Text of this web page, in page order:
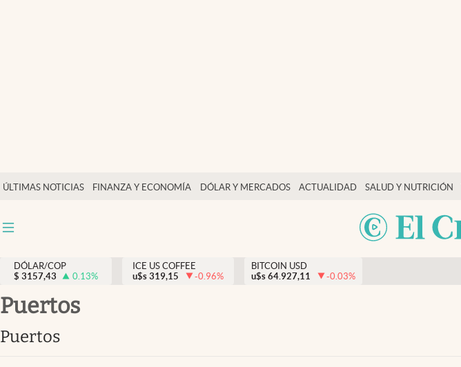
ÚLTIMAS NOTICIAS FINANZA Y ECONOMÍA DÓLAR Y MERCADOS ACTUALIDAD SALUD Y NUTRICIÓN
Dólar y mercados
DÓLAR/COP
$ 3157,43 0.13%
ICE US COFFEE
u$s 319,15 -0.96%
BITCOIN USD
u$s 64.927,11 -0.03%
puertos
puertos